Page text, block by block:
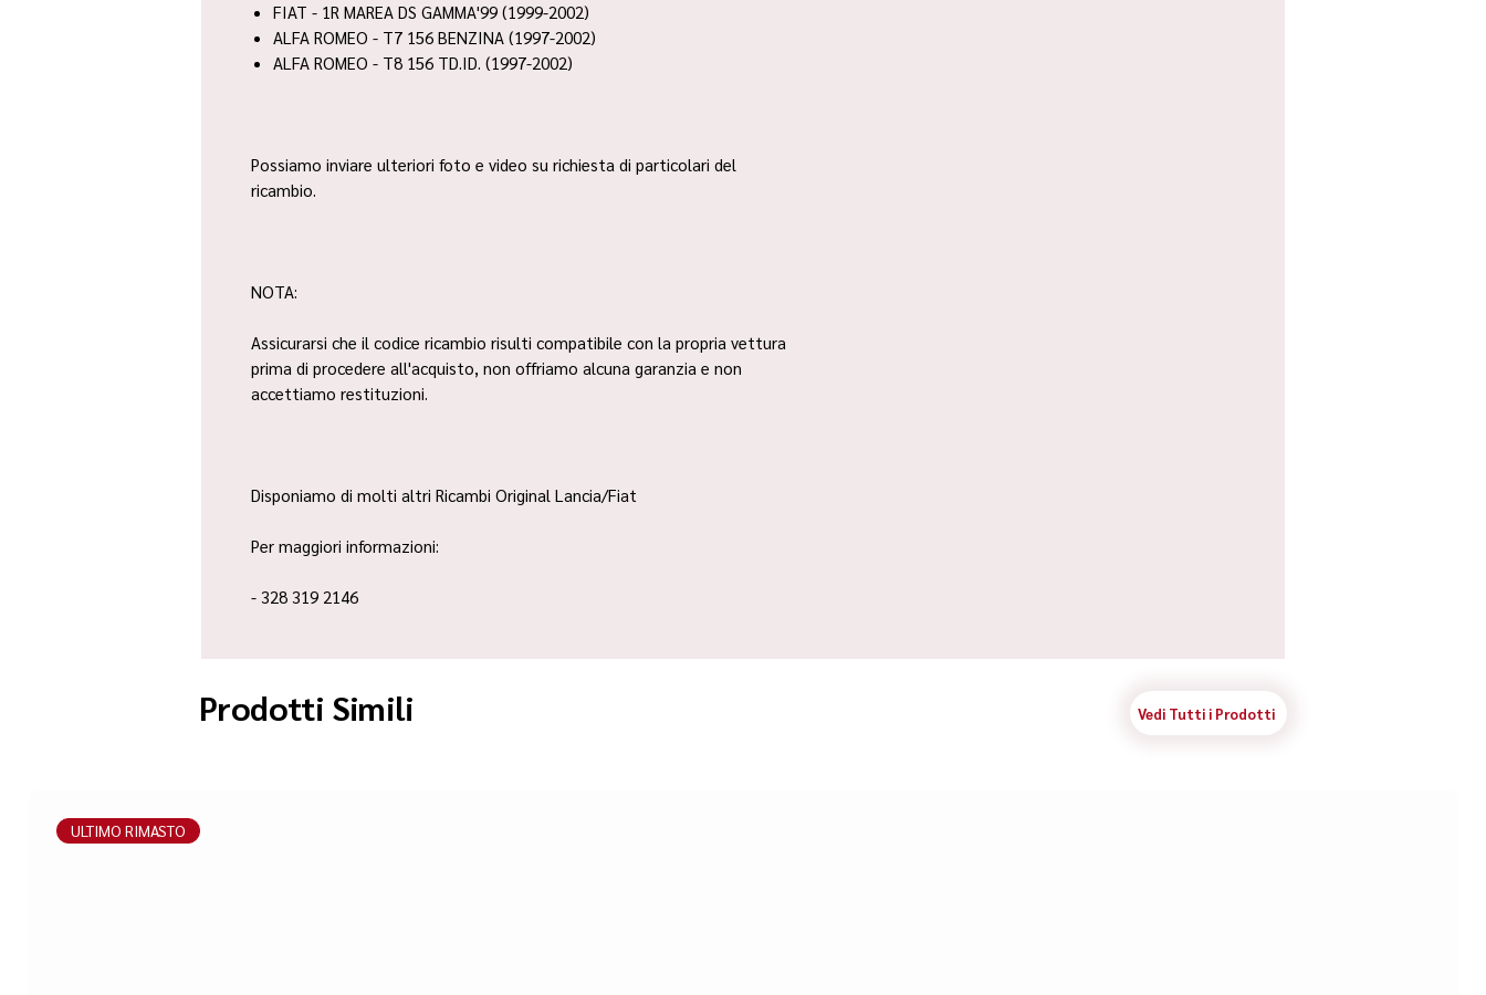
FIAT - 1R MAREA DS GAMMA'99 (1999-2002)
ALFA ROMEO - T7 156 BENZINA (1997-2002)
ALFA ROMEO - T8 156 TD.ID. (1997-2002)
Possiamo inviare ulteriori foto e video su richiesta di particolari del
ricambio.
NOTA:
Assicurarsi che il codice ricambio risulti compatibile con la propria vettura
prima di procedere all'acquisto, non offriamo alcuna garanzia e non
accettiamo restituzioni.
Disponiamo di molti altri Ricambi Original Lancia/Fiat
Per maggiori informazioni:
- 328 319 2146
Prodotti Simili Vedi Tutti i Prodotti
ULTIMO RIMASTO